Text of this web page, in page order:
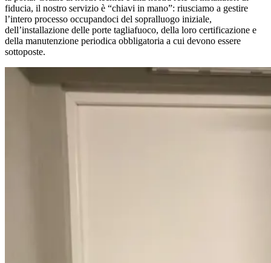
fiducia, il nostro servizio è “chiavi in mano”: riusciamo a gestire
l’intero processo occupandoci del sopralluogo iniziale,
dell’installazione delle porte tagliafuoco, della loro certificazione e
della manutenzione periodica obbligatoria a cui devono essere
sottoposte.